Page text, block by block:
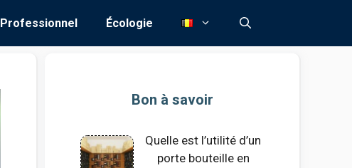
Professionnel Écologie
Bon à savoir
Quelle est l’utilité d’un
porte bouteille en